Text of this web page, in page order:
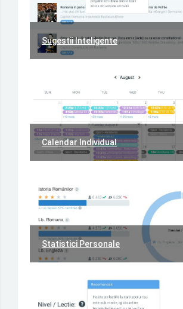
Sugestii Inteligente
Calendar Individual
Statistici Personale